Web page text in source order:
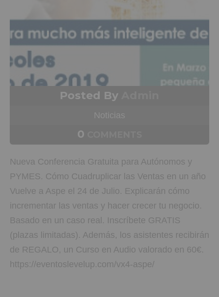
Posted By
Noticias
0
Nueva Conferencia Gratuita para Autónomos y
PYMES. Cómo Cuadruplicar las Ventas en un año
Vuelve a Aspe el 24 de Julio. Explicarán cómo
incrementar las ventas y hacer crecer tu negocio.
Basado en un caso real. Inscríbete GRATIS
(plazas limitadas). Además, los asistentes recibirán
de REGALO, un Curso en Audio valorado en 60€.
https://eventoslevelup.com/vx4-aspe/